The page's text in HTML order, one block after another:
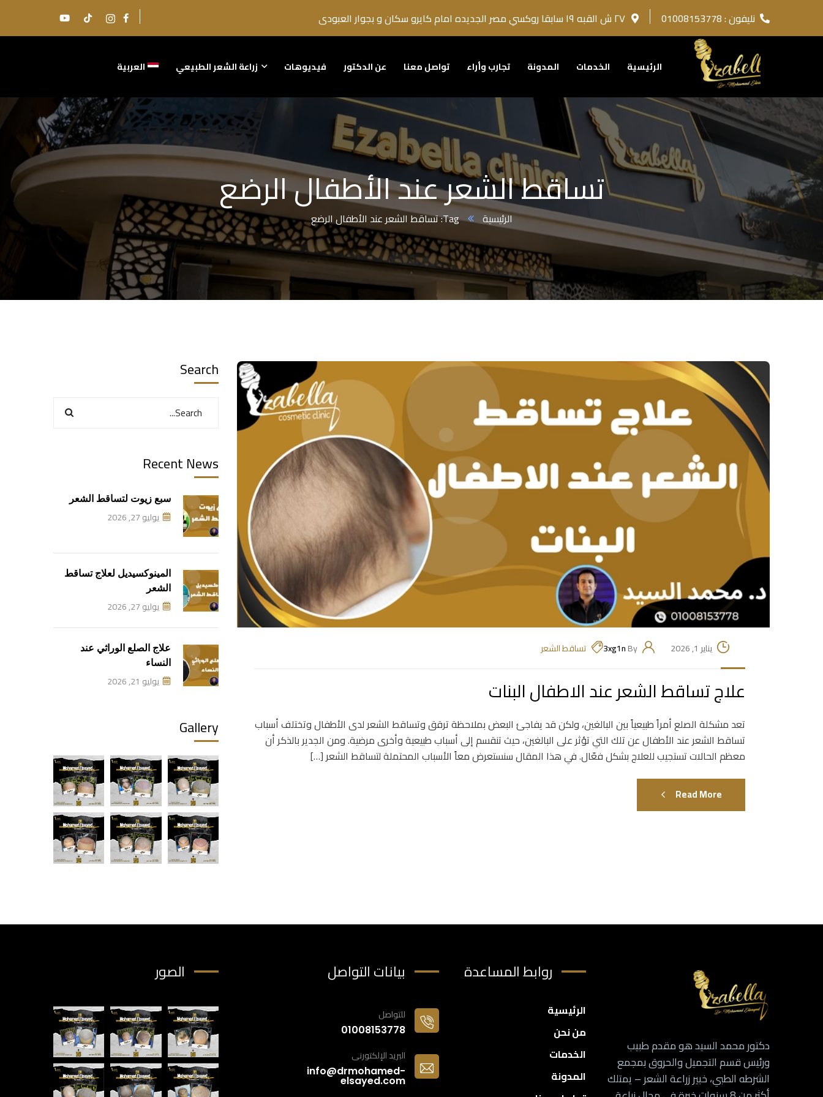
نليفون : 01008153778 ٢٧ ش القبه ١٩ سابقا روكسي مصر الجديده امام كايرو سكان و بجوار العبودى
الرئيسية الخدمات المدونة تجارب وأراء تواصل معنا عن الدكتور فيديوهات زراعة الشعر الطبيعي العربية
تساقط الشعر عند الأطفال الرضع
الرئيسية Tag: تساقط الشعر عند الأطفال الرضع
يناير 1, 2026 By
3xg1n تساقط الشعر
علاج تساقط الشعر عند الاطفال البنات
تعد مشكلة الصلع أمراً طبيعياً بين البالغين، ولكن قد يفاجئ البعض بملاحظة ترقق وتساقط الشعر لدى الأطفال وتختلف أسباب
تساقط الشعر عند الأطفال عن تلك التي تؤثر على البالغين، حيث تنقسم إلى أسباب طبيعية وأخرى مرضية. ومن الجدير بالذكر أن
معظم الحالات تستجيب للعلاج بشكل فعّال. في هذا المقال سنستعرض معاً الأسباب المحتملة لتساقط الشعر […]
Read More
Search
Recent News
سبع زيوت لتساقط الشعر
يوليو 27, 2026
المينوكسيديل لعلاج تساقط
الشعر
يوليو 27, 2026
علاج الصلع الوراثي عند
النساء
يوليو 21, 2026
Gallery
دكتور محمد السيد هو مقدم طبيب
ورئيس قسم التجميل والحروق بمجمع
الشرطه الطبي، خبير زراعة الشعر – يمتلك
روابط المساعدة
الرئيسية
من نحن
الخدمات
المدونة
بيانات التواصل
للتواصل
01008153778
البريد الإلكتورنى
info@drmohamed-
elsayed.com
الصور